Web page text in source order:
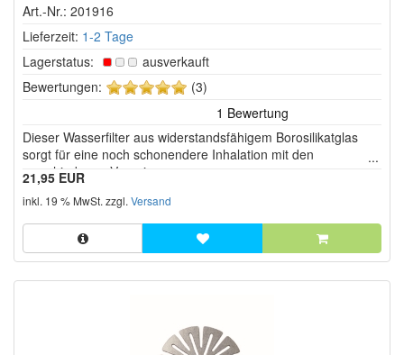
Art.-Nr.: 201916
Lieferzeit: 1-2 Tage
Lagerstatus:
ausverkauft
Bewertungen:
5
Sternen!
(3)
Dieser Wasserfilter aus widerstandsfähigem Borosilikatglas
sorgt für eine noch schonendere Inhalation mit den
verschiedenen Vaporizern.
21,95 EUR
inkl. 19 % MwSt. zzgl. Versand